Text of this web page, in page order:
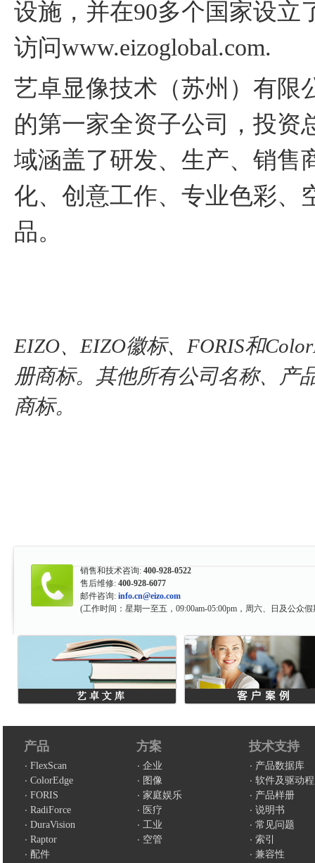
设施，并在90多个国家设立
访问www.eizoglobal.com.
艺卓显像技术（苏州）有限
的第一家全资子公司，投资
域涵盖了研发、生产、销售
化、创意工作、专业色彩、
品。
EIZO、EIZO徽标、FORIS和
册商标。其他所有公司名称、产
商标。
销售和技术咨询: 400-928-0522
售后维修: 400-928-6077
邮件咨询: info.cn@eizo.com
(工作时间：星期一至五，09:00am-05:00pm，周六、日及公众
产品
FlexScan
ColorEdge
FORIS
RadiForce
DuraVision
Raptor
配件
方案
企业
图像
家庭娱乐
医疗
工业
空管
技术支持
产品数据库
软件及驱动
产品样册
说明书
常见问题
索引
兼容性